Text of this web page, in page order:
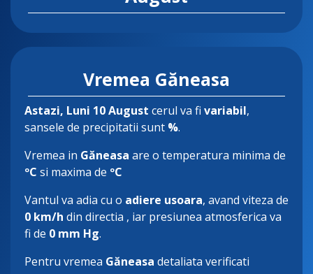
Vremea Găneasa
Astazi, Luni 10 August cerul va fi variabil,
sansele de precipitatii sunt %.
Vremea in Găneasa are o temperatura minima de
ºC si maxima de ºC
Vantul va adia cu o adiere usoara, avand viteza de
0 km/h din directia , iar presiunea atmosferica va
fi de 0 mm Hg.
Pentru vremea Găneasa detaliata verificati